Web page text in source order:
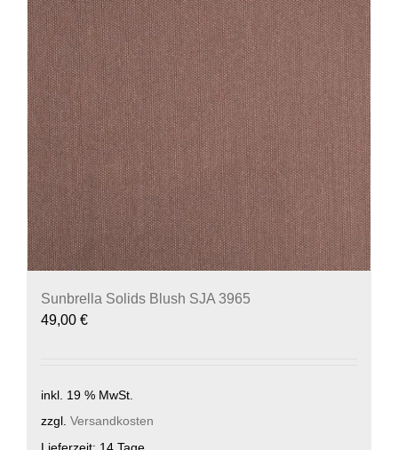
Sunbrella Solids Blush SJA 3965
49,00 €
inkl. 19 % MwSt.
zzgl. Versandkosten
Lieferzeit: 14 Tage